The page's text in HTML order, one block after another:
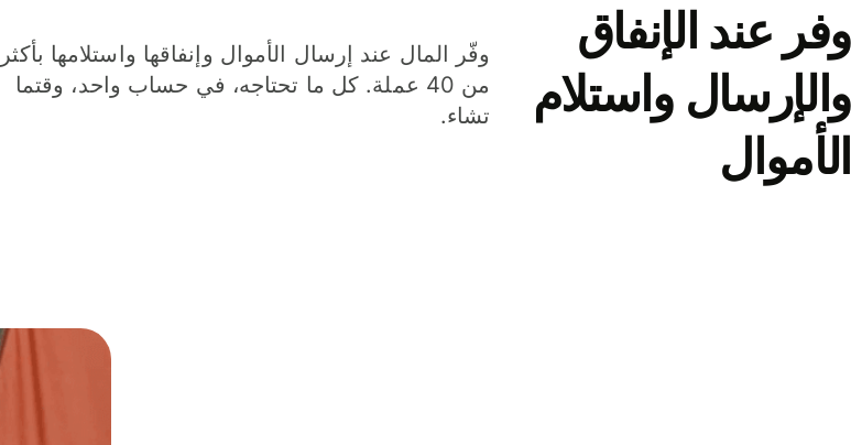
وفر عند الإنفاق
والإرسال واستلام
الأموال
وفّر المال عند إرسال الأموال وإنفاقها واستلامها بأكثر
من 40 عملة. كل ما تحتاجه، في حساب واحد، وقتما
تشاء.